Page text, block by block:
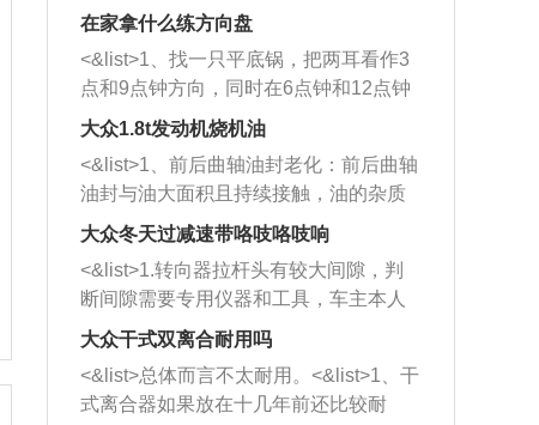
者是细棍，直接将杂物给取出来，如果
堵塞情况比较严重，也可以采取应急措
施。 <&list>2、直接利用木棍将所有的
杂物推到排气管里面的位置处，然后将
三元催化器拆解开，就可以将堵塞的东
西取出来。但如果是因为积碳过多引起
的堵塞，就需要将三元催化器泡在草酸
洗剂对堵塞的情况得到解决，将清洗剂
放在燃油箱中，与燃油混合后，车辆启
动时，就可以和汽油一起进入到燃烧
室，最后形成废气排出，就可以让三元
催化器得到清洗，排气管堵塞的情况就
能够得到解决。
在家拿什么练方向盘
<&list>1、找一只平底锅，把两耳看作3
点和9点钟方向，同时在6点钟和12点钟
方向做一个标记。 <&list>2、双手握住
一圈半的练习，往右同样也要打相同的
圈数。 <&list>3、最后强调要反复练
习，这样就可以形成肌肉记忆，在真实
驾驶车辆时，不需要记忆也能打好方
向。
大众1.8t发动机烧机油
<&list>1、前后曲轴油封老化：前后曲轴
油封与油大面积且持续接触，油的杂质
和发动机内持续温度变化使其密封效果
逐渐减弱，导致渗油或漏油。<&list>2、
活塞间隙过大：积碳会使活塞环与缸体
的间隙扩大，导致机油流入燃烧室中，
造成烧机油。<&list>3、机油粘度。使用
机油粘度过小的话，同样会有烧机油现
象，机油粘度过小具有很好的流动性，
大众冬天过减速带咯吱咯吱响
<&list>1.转向器拉杆头有较大间隙，判
断间隙需要专用仪器和工具，车主本人
无法制作，需要将车辆送到修理厂或4s
店；<&list>2.车辆半轴套管防尘罩破
裂，破裂后会出现漏油现象，使半轴磨
损严重，磨损的半轴容易损坏，产生异
大众干式双离合耐用吗
<&list>总体而言不太耐用。<&list>1、干
式离合器如果放在十几年前还比较耐